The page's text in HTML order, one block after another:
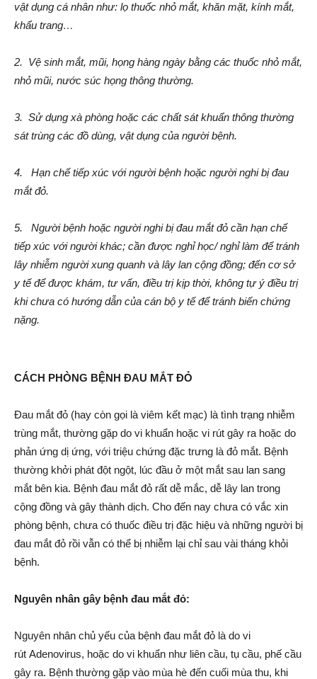
vật dụng cá nhân như: lọ thuốc nhỏ mắt, khăn mặt, kính mắt,
khẩu trang…
2. Vệ sinh mắt, mũi, họng hàng ngày bằng các thuốc nhỏ mắt,
nhỏ mũi, nước súc họng thông thường.
3. Sử dụng xà phòng hoặc các chất sát khuẩn thông thường
sát trùng các đồ dùng, vật dụng của người bệnh.
4. Hạn chế tiếp xúc với người bệnh hoặc người nghi bị đau
mắt đỏ.
5. Người bệnh hoặc người nghi bị đau mắt đỏ cần hạn chế
tiếp xúc với người khác; cần được nghỉ học/ nghỉ làm để tránh
lây nhiễm người xung quanh và lây lan cộng đồng; đến cơ sở
y tế để được khám, tư vấn, điều trị kịp thời, không tự ý điều trị
khi chưa có hướng dẫn của cán bộ y tế để tránh biến chứng
nặng.​
CÁCH PHÒNG BỆNH ĐAU MẮT ĐỎ
Đau mắt đỏ (hay còn gọi là viêm kết mạc) là tình trạng nhiễm
trùng mắt, thường gặp do vi khuẩn hoặc vi rút gây ra hoặc do
phản ứng dị ứng, với triệu chứng đặc trưng là đỏ mắt. Bệnh
thường khởi phát đột ngột, lúc đầu ở một mắt sau lan sang
mắt bên kia. Bệnh đau mắt đỏ rất dễ mắc, dễ lây lan trong
cộng đồng và gây thành dịch. Cho đến nay chưa có vắc xin
phòng bệnh, chưa có thuốc điều trị đặc hiệu và những người bị
đau mắt đỏ rồi vẫn có thể bị nhiễm lại chỉ sau vài tháng khỏi
bệnh.
Nguyên nhân gây bệnh đau mắt đỏ:
Nguyên nhân chủ yếu của bệnh đau mắt đỏ là do vi
rút Adenovirus, hoặc do vi khuẩn như liên cầu, tụ cầu, phế cầu
gây ra. Bệnh thường gặp vào mùa hè đến cuối mùa thu, khi